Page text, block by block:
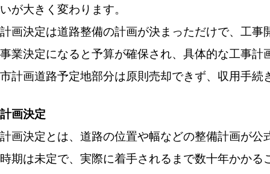
いが大きく変わります。
計画決定は道路整備の計画が決まっただけで、工事
事業決定になると予算が確保され、具体的な工事
市計画道路予定地部分は原則売却できず、収用手続
計画決定
計画決定とは、道路の位置や幅などの整備計画が
時期は未定で、実際に着手されるまで数十年かかる